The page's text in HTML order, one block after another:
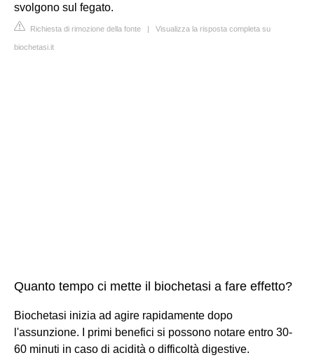
svolgono sul fegato.
Richiesta di rimozione della fonte | Visualizza la risposta completa su
biochetasi.it
Quanto tempo ci mette il biochetasi a fare effetto?
Biochetasi inizia ad agire rapidamente dopo
l'assunzione. I primi benefici si possono notare entro 30-
60 minuti in caso di acidità o difficoltà digestive.